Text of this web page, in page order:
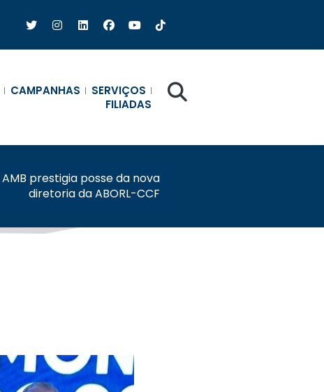
CAMPANHAS
SERVIÇOS
FILIADAS
AMB prestigia posse da nova
diretoria da ABORL-CCF